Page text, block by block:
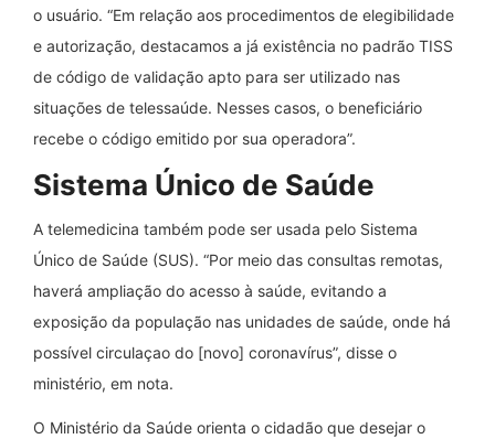
o usuário. “Em relação aos procedimentos de elegibilidade
e autorização, destacamos a já existência no padrão TISS
de código de validação apto para ser utilizado nas
situações de telessaúde. Nesses casos, o beneficiário
recebe o código emitido por sua operadora”.
Sistema Único de Saúde
A telemedicina também pode ser usada pelo Sistema
Único de Saúde (SUS). “Por meio das consultas remotas,
haverá ampliação do acesso à saúde, evitando a
exposição da população nas unidades de saúde, onde há
possível circulaçao do [novo] coronavírus”, disse o
ministério, em nota.
O Ministério da Saúde orienta o cidadão que desejar o